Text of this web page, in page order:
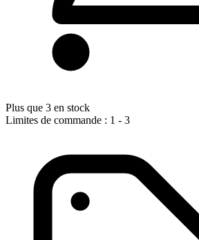
Plus que 3 en stock
Limites de commande : 1 - 3